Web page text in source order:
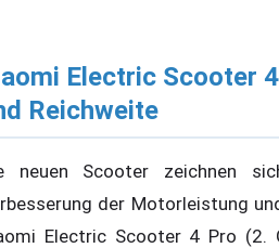
Electric Scooter
Reichweite
neuen Scooter zeichnen
der Motorleistung
Electric Scooter 4 Pro (2.